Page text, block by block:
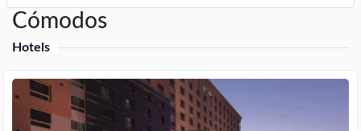
Cómodos
Hotels